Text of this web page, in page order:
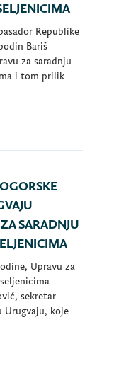
Republike
Bariš
za saradnju
i tom prilik
SARADNJU
Upravu za
sekretar
Urugvaju, kojeg